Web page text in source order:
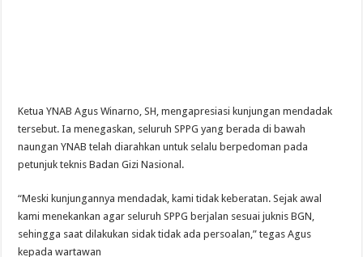
Ketua YNAB Agus Winarno, SH, mengapresiasi kunjungan mendadak
tersebut. Ia menegaskan, seluruh SPPG yang berada di bawah
naungan YNAB telah diarahkan untuk selalu berpedoman pada
petunjuk teknis Badan Gizi Nasional.
“Meski kunjungannya mendadak, kami tidak keberatan. Sejak awal
kami menekankan agar seluruh SPPG berjalan sesuai juknis BGN,
sehingga saat dilakukan sidak tidak ada persoalan,” tegas Agus
kepada wartawan